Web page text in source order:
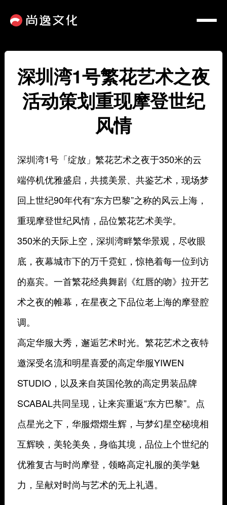
深圳湾1号繁花艺术之夜
活动策划重现摩登世纪
风情
深圳湾1号「绽放」繁花艺术之夜于350米的云
端停机优雅盛启，共揽美景、共鉴艺术，现场梦
回上世纪90年代有“东方巴黎”之称的风云上海，
重现摩登世纪风情，品位繁花艺术美学。
350米的天际上空，深圳湾畔繁华景观，尽收眼
底，夜幕城市下的万千霓虹，惊艳着每一位到访
的嘉宾。一首繁花经典舞剧《红唇的吻》拉开艺
术之夜的帷幕，在星夜之下品位老上海的摩登腔
调。
高定华服大秀，邂逅艺术时光。繁花艺术之夜特
邀深受名流和明星喜爱的高定华服YIWEN
STUDIO，以及来自英国伦敦的高定男装品牌
SCABAL共同呈现，让来宾重返“东方巴黎”。点
点星光之下，华服熠熠生辉，与梦幻星空秘境相
互辉映，美轮美奂，身临其境，品位上个世纪的
优雅复古与时尚摩登，领略高定礼服的美学魅
力，呈献对时尚与艺术的无上礼遇。